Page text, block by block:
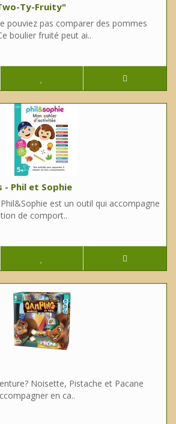
Ty-Fruity"
pouviez pas comparer des pommes
boulier fruité peut ai..
Phil et Sophie
est un outil qui accompagne
de comport..
Noisette, Pistache et Pacane
en ca..